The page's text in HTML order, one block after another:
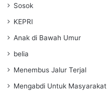
Sosok
KEPRI
Anak di Bawah Umur
belia
Menembus Jalur Terjal
Mengabdi Untuk Masyarakat